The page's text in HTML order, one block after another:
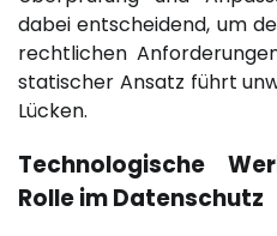
dabei entscheidend, um
rechtlichen
statischer Ansatz führt
Lücken.
Technologische
Rolle im Datenschutz